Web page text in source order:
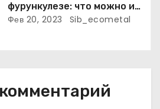
фурункулезе: что можно и
что нельзя делать
Фев 20, 2023 Sib_ecometal